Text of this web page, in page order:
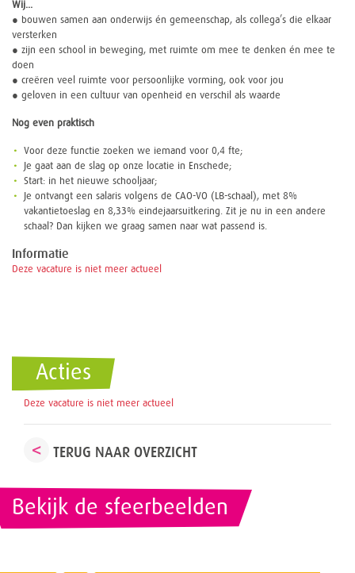
Wij...
● bouwen samen aan onderwijs én gemeenschap, als collega’s die elkaar
versterken
● zijn een school in beweging, met ruimte om mee te denken én mee te
doen
● creëren veel ruimte voor persoonlijke vorming, ook voor jou
● geloven in een cultuur van openheid en verschil als waarde
Nog even praktisch
Voor deze functie zoeken we iemand voor 0,4 fte;
Je gaat aan de slag op onze locatie in Enschede;
Start: in het nieuwe schooljaar;
Je ontvangt een salaris volgens de CAO-VO (LB-schaal), met 8%
vakantietoeslag en 8,33% eindejaarsuitkering. Zit je nu in een andere
schaal? Dan kijken we graag samen naar wat passend is.
Informatie
Deze vacature is niet meer actueel
Acties
Deze vacature is niet meer actueel
TERUG NAAR OVERZICHT
Bekijk de sfeerbeelden